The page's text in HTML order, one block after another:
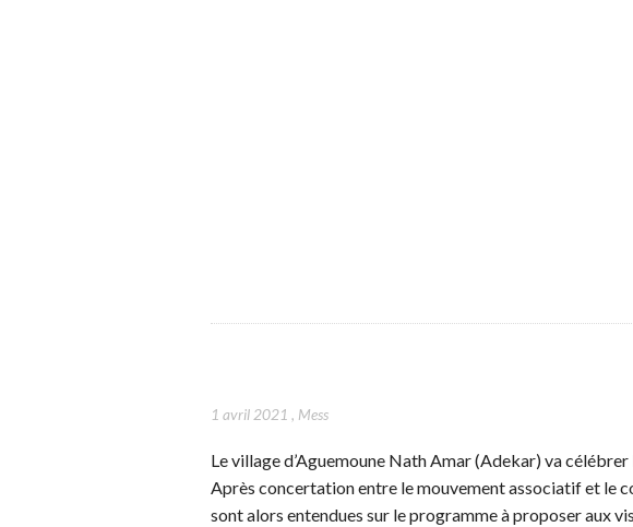
1 avril 2021 , Mess
Le village d’Aguemoune Nath Amar (Adekar) va
Après concertation entre le mouvement associatif et le
sont alors entendues sur le programme à proposer aux